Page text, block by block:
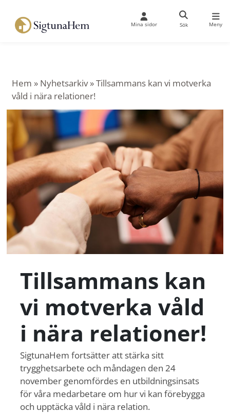
Mina sidor Sök Meny
Hem » Nyhetsarkiv»Tillsammans kan vi motverka
våld i nära relationer!
Tillsammans kan
vi motverka våld
i nära relationer!
SigtunaHem fortsätter att stärka sitt
trygghetsarbete och måndagen den 24
november genomfördes en utbildningsinsats
för våra medarbetare om hur vi kan förebygga
och upptäcka våld i nära relation.